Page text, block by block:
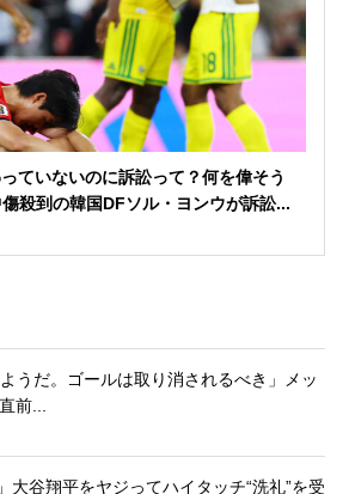
っていないのに訴訟って？何を偉そう
殺到の韓国DFソル・ヨンウが訴訟...
うだ。ゴールは取り消されるべき」メッ
前...
大谷翔平をヤジってハイタッチ“洗礼”を受